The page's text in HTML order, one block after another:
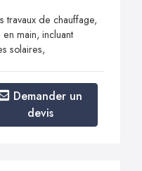
travaux de chauffage,
main, incluant
solaires,
Demander un
devis